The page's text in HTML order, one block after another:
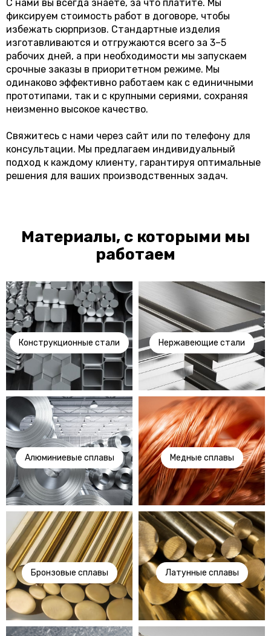
С нами вы всегда знаете, за что платите. Мы
фиксируем стоимость работ в договоре, чтобы
избежать сюрпризов. Стандартные изделия
изготавливаются и отгружаются всего за 3–5
рабочих дней, а при необходимости мы запускаем
срочные заказы в приоритетном режиме. Мы
одинаково эффективно работаем как с единичными
прототипами, так и с крупными сериями, сохраняя
неизменно высокое качество.
Свяжитесь с нами через сайт или по телефону для
консультации. Мы предлагаем индивидуальный
подход к каждому клиенту, гарантируя оптимальные
решения для ваших производственных задач.
Материалы, с которыми мы
работаем
Конструкционные стали Нержавеющие стали
Алюминиевые сплавы Медные сплавы
Бронзовые сплавы Латунные сплавы